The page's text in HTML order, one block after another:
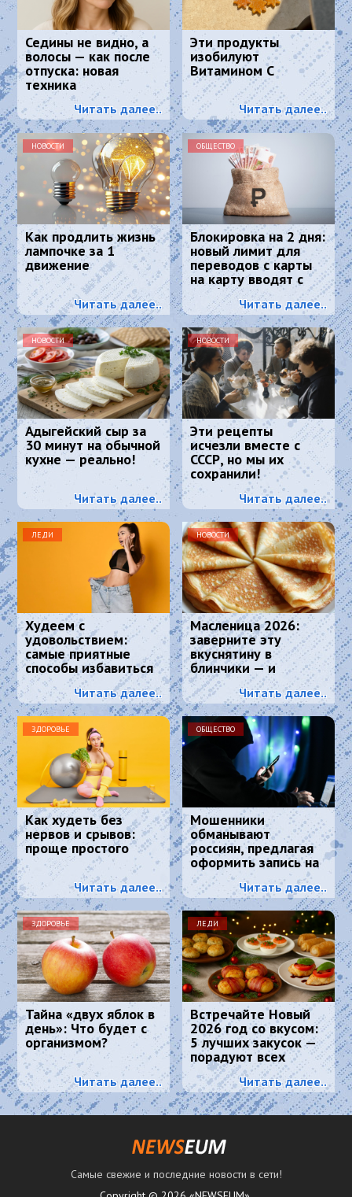
Седины не видно, а
волосы — как после
отпуска: новая
техника
окрашивания
маскирует седину
лучше любой краски
Читать далее..
Эти продукты
изобилуют
Витамином С
Читать далее..
НОВОСТИ
Как продлить жизнь
лампочке за 1
движение
Читать далее..
ОБЩЕСТВО
Блокировка на 2 дня:
новый лимит для
переводов с карты
на карту вводят с
2026 года
Читать далее..
НОВОСТИ
Адыгейский сыр за
30 минут на обычной
кухне — реально!
Читать далее..
НОВОСТИ
Эти рецепты
исчезли вместе с
СССР, но мы их
сохранили!
Читать далее..
ЛЕДИ
Худеем с
удовольствием:
самые приятные
способы избавиться
от лишнего веса.
Читать далее..
НОВОСТИ
Масленица 2026:
заверните эту
вкуснятину в
блинчики — и
подавайте как
главное блюдо
Читать далее..
ЗДОРОВЬЕ
Как худеть без
нервов и срывов:
проще простого
Читать далее..
ОБЩЕСТВО
Мошенники
обманывают
россиян, предлагая
оформить запись на
диспансеризацию
Читать далее..
ЗДОРОВЬЕ
Тайна «двух яблок в
день»: Что будет с
организмом?
Читать далее..
ЛЕДИ
Встречайте Новый
2026 год со вкусом:
5 лучших закусок —
порадуют всех
гостей и Огненную
ЛошадьЧитать далее..
Самые свежие и последние новости в сети!